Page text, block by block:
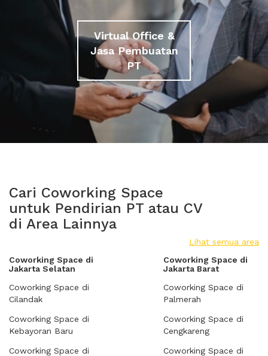
Virtual Office &
Jasa Pembuatan
PT
Cari Coworking Space
untuk Pendirian PT atau CV
di Area Lainnya
Lihat semua area
Coworking Space di
Jakarta Selatan
Coworking Space di
Cilandak
Coworking Space di
Kebayoran Baru
Coworking Space di
Coworking Space di
Jakarta Barat
Coworking Space di
Palmerah
Coworking Space di
Cengkareng
Coworking Space di